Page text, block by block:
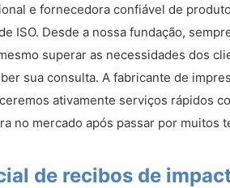
e fornecedora confiável de
ISO. Desde a nossa fundação,
superar as necessidades dos
sua consulta. A fabricante de
ativamente serviços rápidos
no mercado após passar por
de recibos de